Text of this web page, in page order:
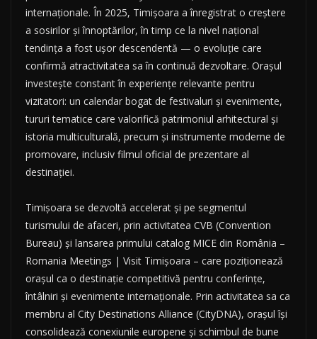
internaționale. În 2025, Timișoara a înregistrat o creștere
a sosirilor și înnoptărilor, în timp ce la nivel național
tendința a fost ușor descendentă — o evoluție care
confirmă atractivitatea sa în continuă dezvoltare. Orașul
investește constant în experiențe relevante pentru
vizitatori: un calendar bogat de festivaluri și evenimente,
tururi tematice care valorifică patrimoniul arhitectural și
istoria multiculturală, precum și instrumente moderne de
promovare, inclusiv filmul oficial de prezentare al
destinației.
Timișoara se dezvoltă accelerat și pe segmentul
turismului de afaceri, prin activitatea CVB (Convention
Bureau) și lansarea primului catalog MICE din România –
Romania Meetings | Visit Timișoara – care poziționează
orașul ca o destinație competitivă pentru conferințe,
întâlniri și evenimente internaționale. Prin activitatea sa ca
membru al City Destinations Alliance (CityDNA), orașul își
consolidează conexiunile europene și schimbul de bune